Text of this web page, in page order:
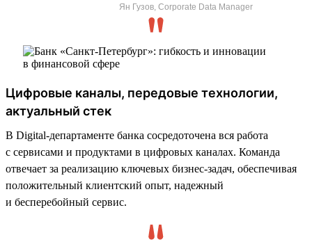
Ян Гузов, Corporate Data Manager
Цифровые каналы, передовые технологии,
актуальный стек
В Digital-департаменте банка сосредоточена вся работа
с сервисами и продуктами в цифровых каналах. Команда
отвечает за реализацию ключевых бизнес-задач, обеспечивая
положительный клиентский опыт, надежный
и бесперебойный сервис.